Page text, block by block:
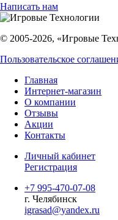
Написать нам
© 2005-2026, «Игровые
Пользовательское
Главная
Интернет-магазин
О компании
Отзывы
Акции
Контакты
Личный кабинет
Регистрация
+7 995-470-07-08
г. Челябинск
igrasad@yandex.ru